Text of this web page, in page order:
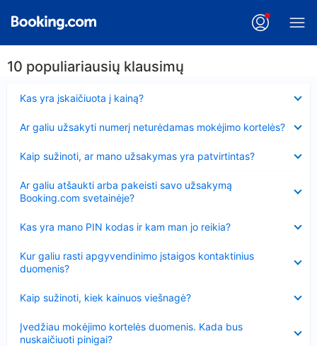
10 populiariausių klausimų
Kas yra įskaičiuota į kainą?
Ar galiu užsakyti numerį neturėdamas mokėjimo kortelės?
Kaip sužinoti, ar mano užsakymas yra patvirtintas?
Ar galiu atšaukti arba pakeisti savo užsakymą
Booking.com svetainėje?
Kas yra mano PIN kodas ir kam man jo reikia?
Kur galiu rasti apgyvendinimo įstaigos kontaktinius
duomenis?
Kaip sužinoti, kiek kainuos viešnagė?
Įvedžiau mokėjimo kortelės duomenis. Kada bus
nuskaičiuoti pinigai?